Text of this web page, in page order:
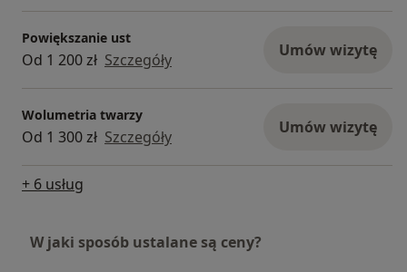
Powiększanie ust
Od 1 200 zł Szczegóły Umów wizytę
Wolumetria twarzy
Od 1 300 zł Szczegóły Umów wizytę
+ 6 usług
W jaki sposób ustalane są ceny?